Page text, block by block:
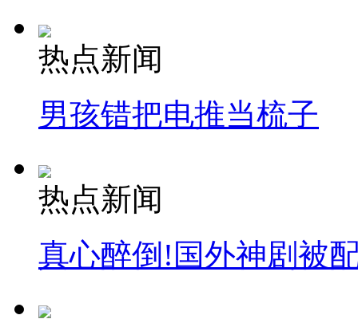
热点新闻
男孩错把电推当梳子
热点新闻
真心醉倒!国外神剧被